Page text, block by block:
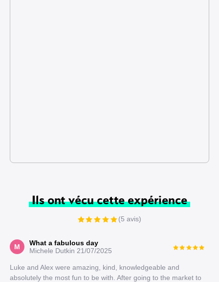
Ils ont vécu cette expérience
(5 avis)
M
What a fabulous day
Michele Dutkin 21/07/2025
Luke and Alex were amazing, kind, knowledgeable and
absolutely the most fun to be with. After going to the market to